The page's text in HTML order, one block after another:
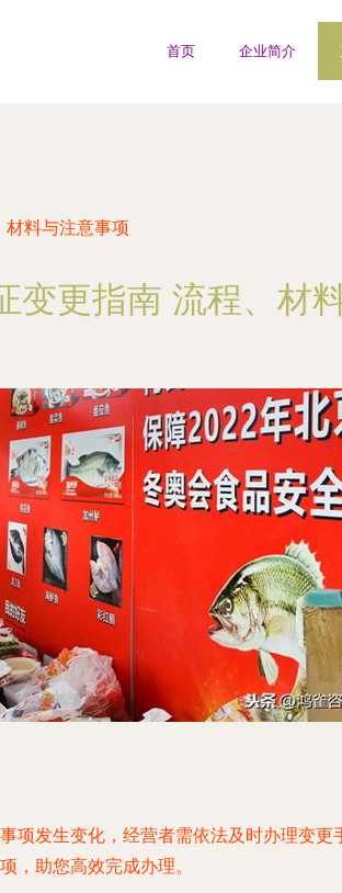
首页 企业简介
料与注意事项
变更指南 流程、材
项发生变化，经营者需依法及时办理变
，助您高效完成办理。